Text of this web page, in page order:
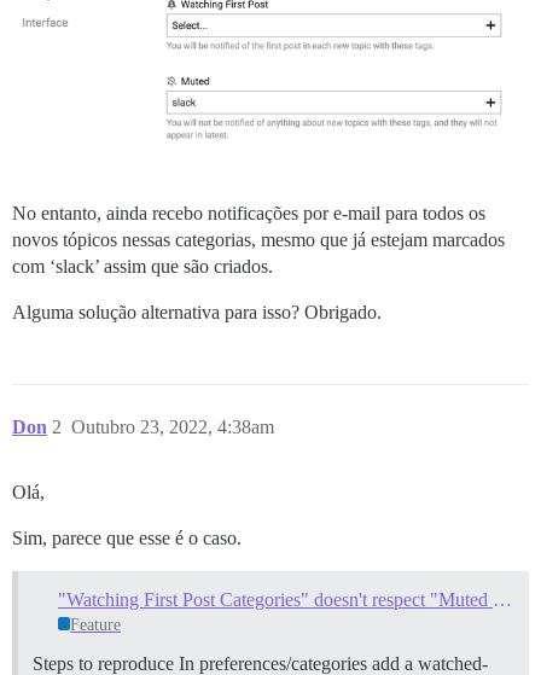
No entanto, ainda recebo notificações por e-mail para todos os
novos tópicos nessas categorias, mesmo que já estejam marcados
com ‘slack’ assim que são criados.
Alguma solução alternativa para isso? Obrigado.
Don Outubro 23, 2022, 4:38am
2
Olá,
Sim, parece que esse é o caso.
"Watching First Post Categories" doesn't respect "Muted Tags"
Feature
Steps to reproduce In preferences/categories add a watched-